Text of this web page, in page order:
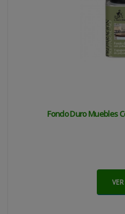
Fondo Duro Muebles